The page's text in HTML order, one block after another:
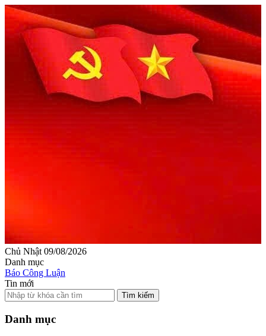
Chủ Nhật 09/08/2026
Danh mục
Báo Công Luận
Tin mới
Tìm kiếm
Danh mục